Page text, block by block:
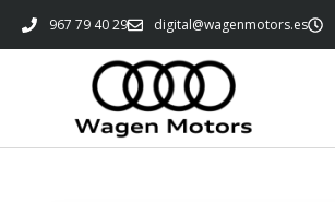
967 79 40 29 digital@wagenmotors.es